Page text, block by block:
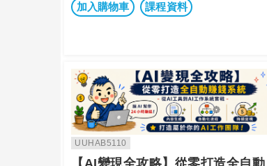
加入購物車 課程資料
UUHAB5110